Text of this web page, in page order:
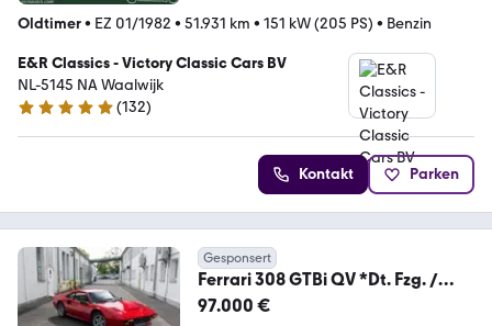
Oldtimer• EZ 01/1982 • 51.931 km • 151 kW (205 PS) • Benzin
E&R Classics - Victory Classic Cars BV
NL-5145 NA Waalwijk
5 Sterne
(132)
Kontakt Parken
Gesponsert
Ferrari 308 GTBi QV *Dt. Fzg. /
Sammlerzustand*
97.000 €